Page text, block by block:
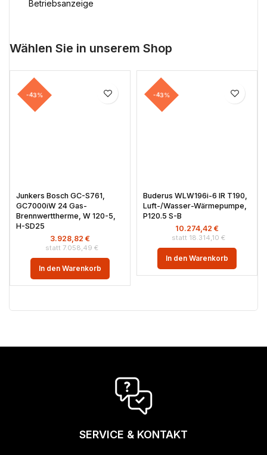
Betriebsanzeige
Wählen Sie in unserem Shop
-43%
Junkers Bosch GC-S761,
GC7000iW 24 Gas-
Brennwerttherme, W 120-5,
H-SD25
7.058,49 €
3.928,82 €
In den Warenkorb
-43%
Buderus WLW196i-6 IR T190,
Luft-/Wasser-Wärmepumpe,
P120.5 S-B
18.314,10 €
10.274,42 €
In den Warenkorb
SERVICE & KONTAKT